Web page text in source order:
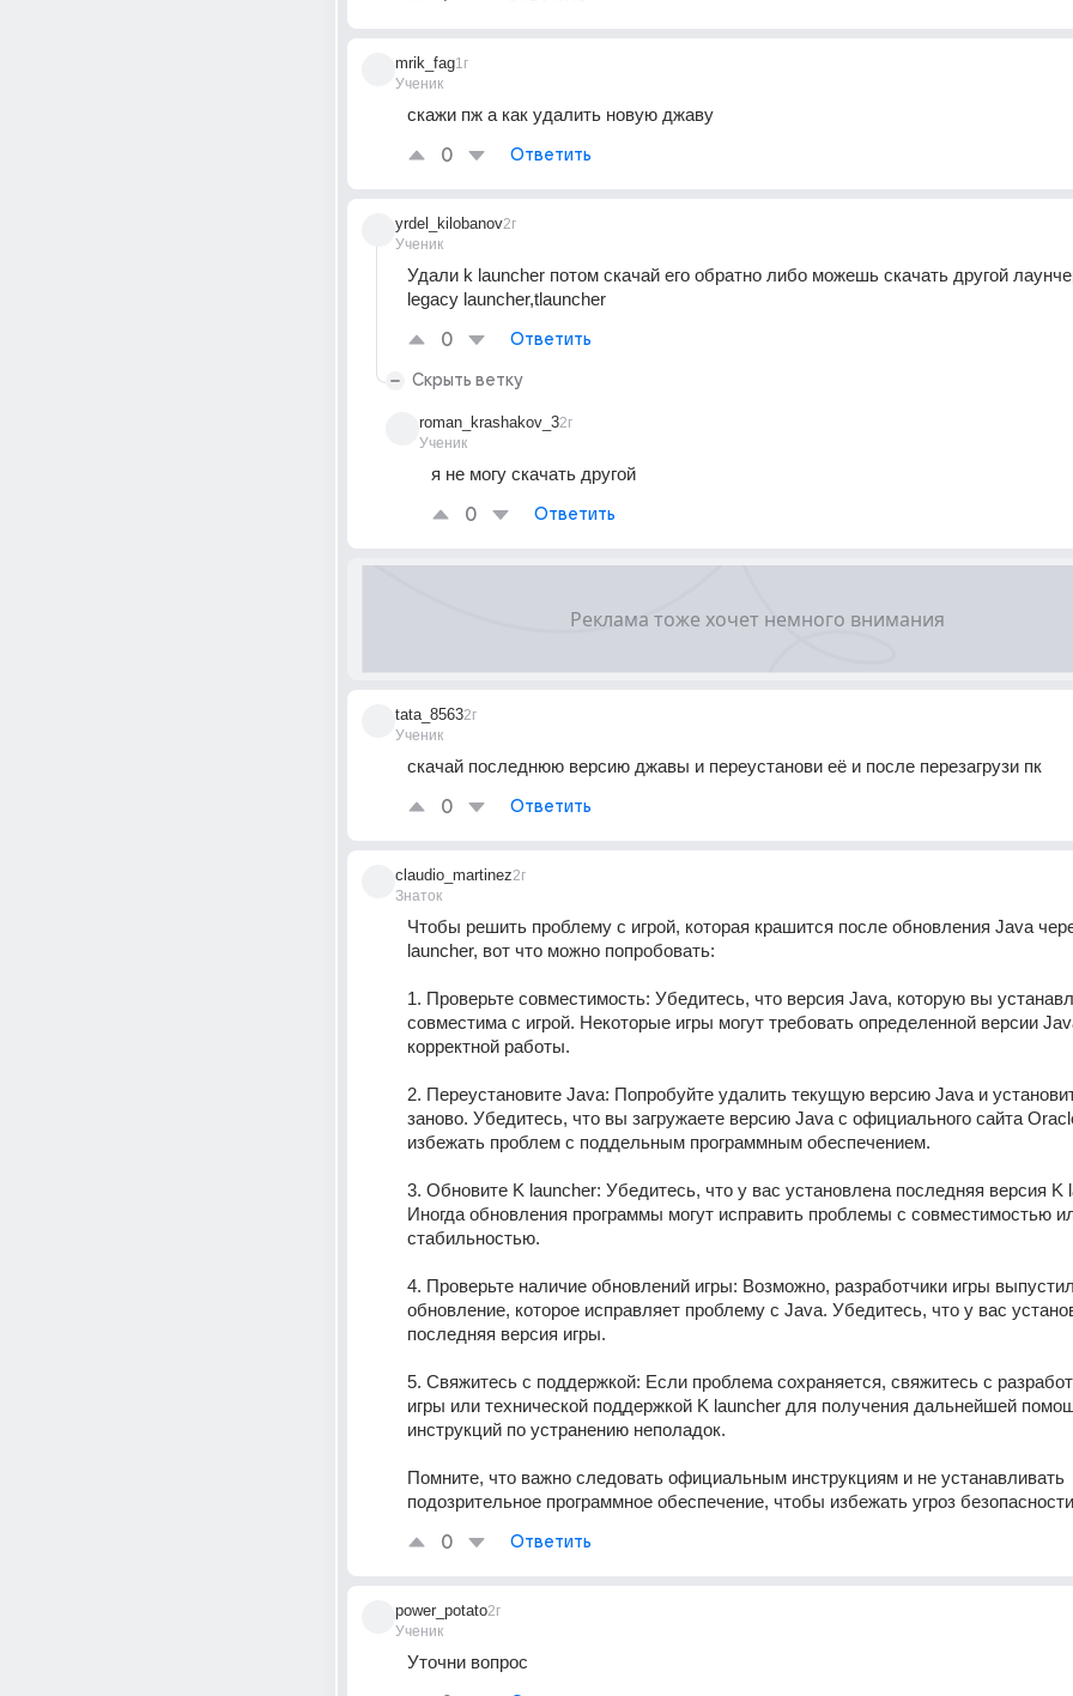
mrik_fag
Ученик
1г
скажи пж а как удалить новую джаву
0 Ответить
yrdel_kilobanov
Ученик
2г
Удали k launcher потом скачай его обратно либо можешь скачать другой
legacy launcher,tlauncher
0 Ответить
Скрыть ветку
roman_krashakov_3
Ученик
2г
я не могу скачать другой
0 Ответить
tata_8563
Ученик
2г
скачай последнюю версию джавы и переустанови её и после перезагрузи пк
0 Ответить
claudio_martinez
Знаток
2г
Чтобы решить проблему с игрой, которая крашится после обновления Java
launcher, вот что можно попробовать:
1. Проверьте совместимость: Убедитесь, что версия Java, которую вы
совместима с игрой. Некоторые игры могут требовать определенной версии
корректной работы.
2. Переустановите Java: Попробуйте удалить текущую версию Java и
заново. Убедитесь, что вы загружаете версию Java с официального сайта
избежать проблем с поддельным программным обеспечением.
3. Обновите K launcher: Убедитесь, что у вас установлена последняя версия K
Иногда обновления программы могут исправить проблемы с совместимостью
стабильностью.
4. Проверьте наличие обновлений игры: Возможно, разработчики игры
обновление, которое исправляет проблему с Java. Убедитесь, что у вас
последняя версия игры.
5. Свяжитесь с поддержкой: Если проблема сохраняется, свяжитесь с
игры или технической поддержкой K launcher для получения дальнейшей
инструкций по устранению неполадок.
Помните, что важно следовать официальным инструкциям и не устанавливать
подозрительное программное обеспечение, чтобы избежать угроз
0 Ответить
power_potato
Ученик
2г
Уточни вопрос